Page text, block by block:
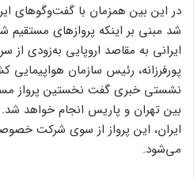
در این بین همزمان با گفت‌وگوهای
شد مبنی بر اینکه پروازهای
ایرانی به مقاصد اروپایی به‌زودی
پورفرزانه، رئیس سازمان هواپیمایی
نشستی خبری گفت نخستین پرواز
بین تهران و پاریس انجام خواهد شد.
ایران، این پرواز از سوی شرکت
می‌شود.